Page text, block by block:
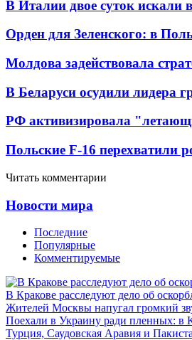
В Италии двое суток
Орден для Зеленского: в
Молдова задействовала
В Беларуси осудили лидера
РФ активизировала
Польские F-16 перехватили
Читать комментарии
Новости мира
Последние
Популярные
Комментируемые
В Кракове расследуют дело об
Жителей Москвы напугал громкий
Поехали в Украину ради пленных: в
Турция, Саудовская Аравия и